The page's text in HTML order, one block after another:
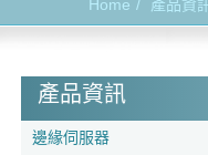
Home 產品資訊
產品資訊
邊緣伺服器